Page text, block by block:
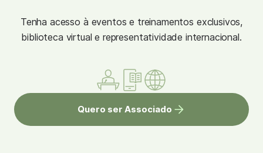
Tenha acesso à eventos e treinamentos exclusivos,
biblioteca virtual e representatividade internacional.
Quero ser Associado